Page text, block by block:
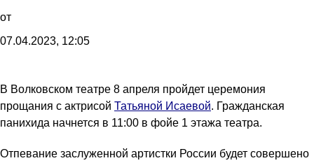
от
07.04.2023, 12:05
В Волковском театре 8 апреля пройдет церемония
прощания с актрисой Татьяной Исаевой. Гражданская
панихида начнется в 11:00 в фойе 1 этажа театра.
Отпевание заслуженной артистки России будет совершено